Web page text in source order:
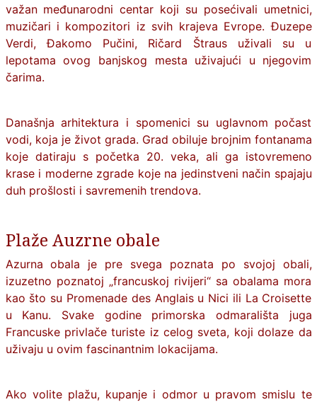
važan međunarodni centar koji su posećivali umetnici,
muzičari i kompozitori iz svih krajeva Evrope. Đuzepe
Verdi, Đakomo Pučini, Ričard Štraus uživali su u
lepotama ovog banjskog mesta uživajući u njegovim
čarima.
Današnja arhitektura i spomenici su uglavnom počast
vodi, koja je život grada. Grad obiluje brojnim fontanama
koje datiraju s početka 20. veka, ali ga istovremeno
krase i moderne zgrade koje na jedinstveni način spajaju
duh prošlosti i savremenih trendova.
Plaže Auzrne obale
Azurna obala je pre svega poznata po svojoj obali,
izuzetno poznatoj „francuskoj rivijeri“ sa obalama mora
kao što su Promenade des Anglais u Nici ili La Croisette
u Kanu. Svake godine primorska odmarališta juga
Francuske privlače turiste iz celog sveta, koji dolaze da
uživaju u ovim fascinantnim lokacijama.
Ako volite plažu, kupanje i odmor u pravom smislu te